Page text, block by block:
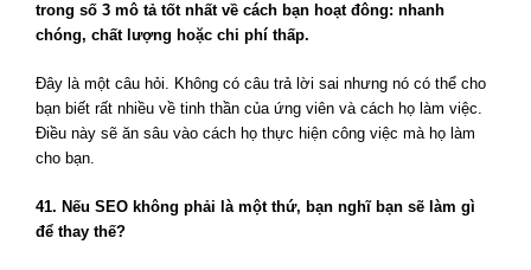
trong số 3 mô tả tốt nhất về cách bạn hoạt đông: nhanh
chóng, chất lượng hoặc chi phí thấp.
Đây là một câu hỏi. Không có câu trả lời sai nhưng nó có thể cho
bạn biết rất nhiều về tinh thần của ứng viên và cách họ làm việc.
Điều này sẽ ăn sâu vào cách họ thực hiện công việc mà họ làm
cho bạn.
41. Nếu SEO không phải là một thứ, bạn nghĩ bạn sẽ làm gì
để thay thế?